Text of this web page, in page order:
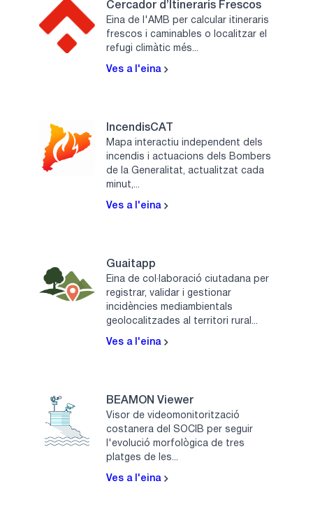
Cercador d’Itineraris Frescos
Eina de l'AMB per calcular itineraris
frescos i caminables o localitzar el
refugi climàtic més...
Ves a l'eina
IncendisCAT
Mapa interactiu independent dels
incendis i actuacions dels Bombers
de la Generalitat, actualitzat cada
minut,...
Ves a l'eina
Guaitapp
Eina de col·laboració ciutadana per
registrar, validar i gestionar
incidències mediambientals
geolocalitzades al territori rural...
Ves a l'eina
BEAMON Viewer
Visor de videomonitorització
costanera del SOCIB per seguir
l'evolució morfològica de tres
platges de les...
Ves a l'eina